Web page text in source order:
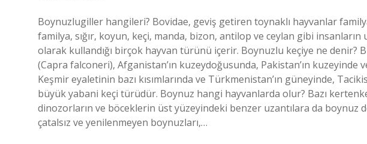
Boynuzlugiller hangileri? Bovidae, geviş getiren toynaklı hayvanlar
familya, sığır, koyun, keçi, manda, bizon, antilop ve ceylan gibi insanların
olarak kullandığı birçok hayvan türünü içerir. Boynuzlu keçiye ne denir?
(Capra falconeri), Afganistan’ın kuzeydoğusunda, Pakistan’ın kuzeyinde
Keşmir eyaletinin bazı kısımlarında ve Türkmenistan’ın güneyinde,
büyük yabani keçi türüdür. Boynuz hangi hayvanlarda olur? Bazı
dinozorların ve böceklerin üst yüzeyindeki benzer uzantılara da boynuz
çatalsız ve yenilenmeyen boynuzları,…